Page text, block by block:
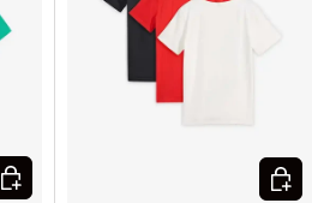
Izberi varianto Izberi